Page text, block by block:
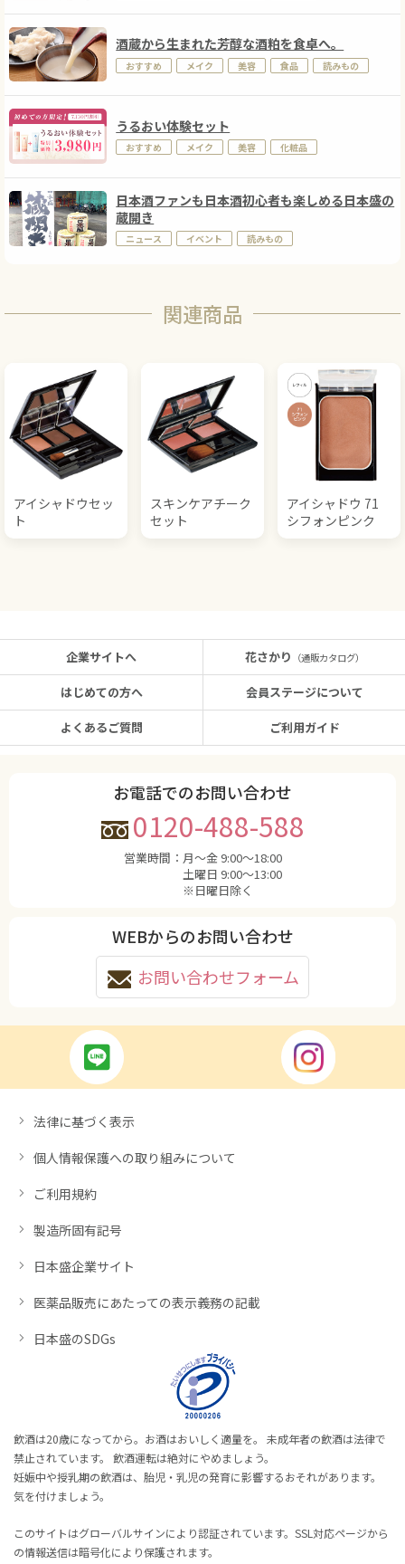
酒蔵から生まれた芳醇な酒粕を食卓へ。
おすすめ メイク 美容 食品 読みもの
うるおい体験セット
おすすめ メイク 美容 化粧品
日本酒ファンも日本酒初心者も楽しめる日本盛の
蔵開き
ニュース イベント 読みもの
関連商品
アイシャドウセッ
ト
スキンケアチーク
セット
アイシャドウ 71
シフォンピンク
企業サイトへ
はじめての方へ
よくあるご質問
花さかり （通販カタログ）
会員ステージについて
ご利用ガイド
お電話でのお問い合わせ
0120-488-588
営業時間： 月〜金 9:00〜18:00
土曜日 9:00〜13:00
※日曜日除く
WEBからのお問い合わせ
お問い合わせフォーム
法律に基づく表示
個人情報保護への取り組みについて
ご利用規約
製造所固有記号
日本盛企業サイト
医薬品販売にあたっての表示義務の記載
日本盛のSDGs
飲酒は20歳になってから。お酒はおいしく適量を。 未成年者の飲酒は法律で
禁止されています。 飲酒運転は絶対にやめましょう。
妊娠中や授乳期の飲酒は、胎児・乳児の発育に影響するおそれがあります。
気を付けましょう。
このサイトはグローバルサインにより認証されています。SSL対応ページから
の情報送信は暗号化により保護されます。